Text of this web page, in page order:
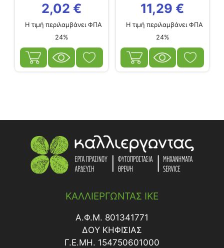
2,02 €
Η τιμή περιλαμβάνει ΦΠΑ
24%
11,29 €
Η τιμή περιλαμβάνει ΦΠΑ
24%
ΚΑΛΛΙΕΡΓΩΝΤΑΣ ΙΚΕ
Α.Φ.Μ. 801341771
ΔΟY ΚΗΦΙΣΙΑΣ
Γ.Ε.ΜΗ. 154750601000